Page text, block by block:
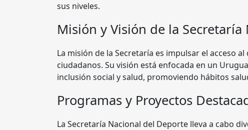
sus niveles.
Misión y Visión de la
La misión de la Secretaría es impulsar el acceso
ciudadanos. Su visión está enfocada en un
inclusión social y salud, promoviendo hábitos
Programas y Proyectos
La Secretaría Nacional del Deporte lleva a cabo